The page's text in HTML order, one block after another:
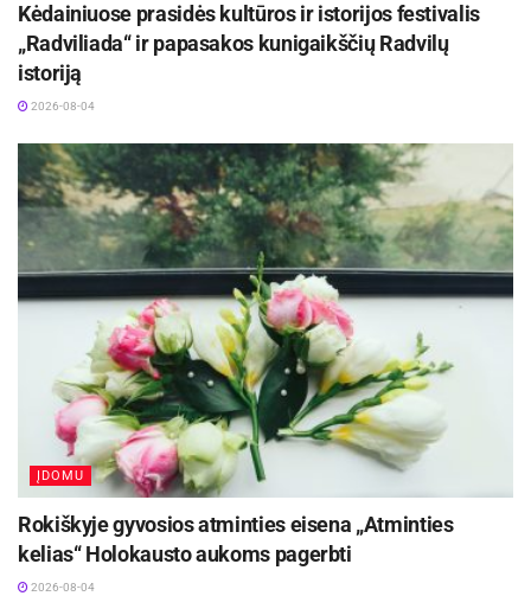
Kėdainiuose prasidės kultūros ir istorijos festivalis
„Radviliada“ ir papasakos kunigaikščių Radvilų
istoriją
2026-08-04
ĮDOMU
Rokiškyje gyvosios atminties eisena „Atminties
kelias“ Holokausto aukoms pagerbti
2026-08-04